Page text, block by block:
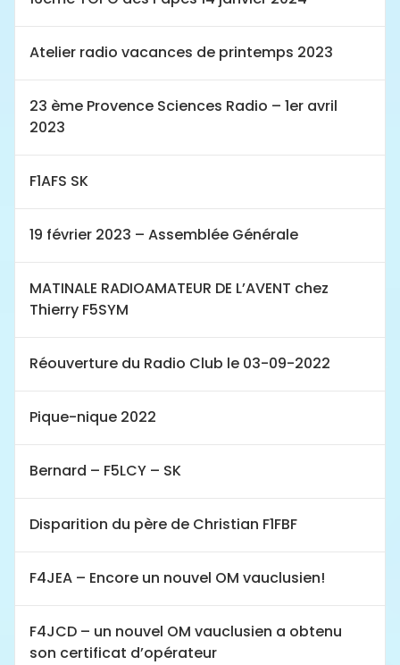
Atelier radio vacances de printemps 2023
23 ème Provence Sciences Radio – 1er avril
2023
F1AFS SK
19 février 2023 – Assemblée Générale
MATINALE RADIOAMATEUR DE L’AVENT chez
Thierry F5SYM
Réouverture du Radio Club le 03-09-2022
Pique-nique 2022
Bernard – F5LCY – SK
Disparition du père de Christian F1FBF
F4JEA – Encore un nouvel OM vauclusien!
F4JCD – un nouvel OM vauclusien a obtenu
son certificat d’opérateur